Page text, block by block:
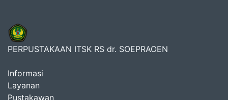
PERPUSTAKAAN ITSK RS dr. SOEPRAOEN
Informasi
Layanan
Pustakawan